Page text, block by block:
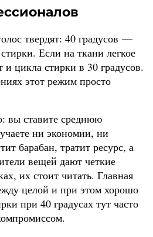
твердят: 40 градусов —
Если на ткани легкое
и цикла стирки в 30 градусов.
этот режим просто
вы ставите среднюю
ни экономии, ни
барабан, тратит ресурс, а
вещей дают четкие
их стоит читать. Главная
целой и при этом хорошо
при 40 градусах тут часто